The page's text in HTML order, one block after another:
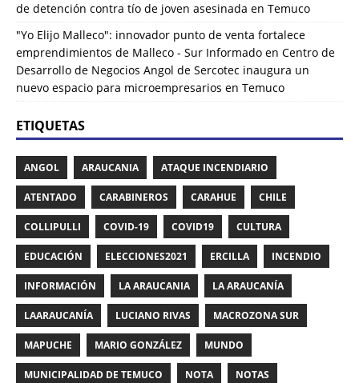
de detención contra tío de joven asesinada en Temuco
"Yo Elijo Malleco": innovador punto de venta fortalece
emprendimientos de Malleco - Sur Informado en Centro de
Desarrollo de Negocios Angol de Sercotec inaugura un
nuevo espacio para microempresarios en Temuco
ETIQUETAS
ANGOL ARAUCANIA ATAQUE INCENDIARIO
ATENTADO CARABINEROS CARAHUE CHILE
COLLIPULLI COVID-19 COVID19 CULTURA
EDUCACIÓN ELECCIONES2021 ERCILLA INCENDIO
INFORMACIÓN LA ARAUCANIA LA ARAUCANÍA
LAARAUCANÍA LUCIANO RIVAS MACROZONA SUR
MAPUCHE MARIO GONZÁLEZ MUNDO
MUNICIPALIDAD DE TEMUCO NOTA NOTAS